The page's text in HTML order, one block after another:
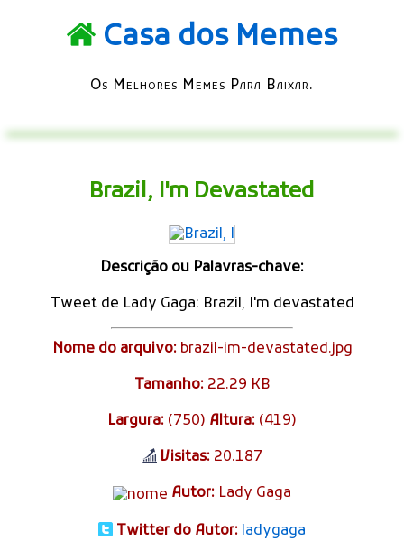
Casa dos Memes
Os Melhores Memes Para Baixar.
Brazil, I'm Devastated
Descrição ou Palavras-chave:
Tweet de Lady Gaga: Brazil, I'm devastated
Nome do arquivo:brazil-im-devastated.jpg
Tamanho:22.29 KB
Largura: (750) Altura: (419)
Visitas:20.187
Autor: Lady Gaga
Twitter do Autor: ladygaga